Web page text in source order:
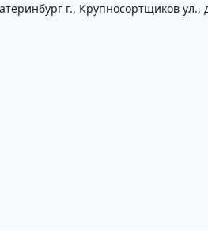
г., Крупносортщиков ул.,